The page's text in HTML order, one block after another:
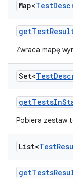
Map<Test
getTest
Zwraca mapę
Set<Test
getTestsIn
Pobiera zestaw
List<Test
getTests